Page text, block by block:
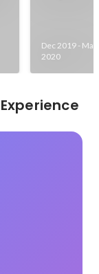
択
Dec 2019 - Mar
2020